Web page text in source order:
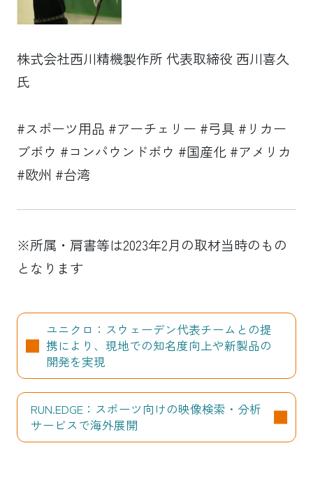
株式会社西川精機製作所 代表取締役 西川喜久
氏
#スポーツ用品 #アーチェリー #弓具 #リカー
ブボウ #コンパウンドボウ #国産化 #アメリカ
#欧州 #台湾
※所属・肩書等は2023年2月の取材当時のもの
となります
ユニクロ：スウェーデン代表チームとの提
携により、現地での知名度向上や新製品の
開発を実現
RUN.EDGE：スポーツ向けの映像検索・分析
サービスで海外展開